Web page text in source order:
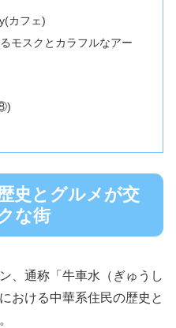
カフェ)
モスクとカラフルなアー
史とグルメが交
な街
、通称「牛車水（ぎゅうし
おける中華系住民の歴史と